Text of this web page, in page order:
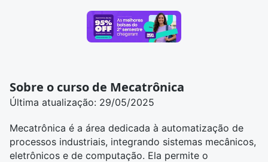
Sobre o curso de Mecatrônica
Última atualização: 29/05/2025
Mecatrônica é a área dedicada à automatização de
processos industriais, integrando sistemas mecânicos,
eletrônicos e de computação. Ela permite o